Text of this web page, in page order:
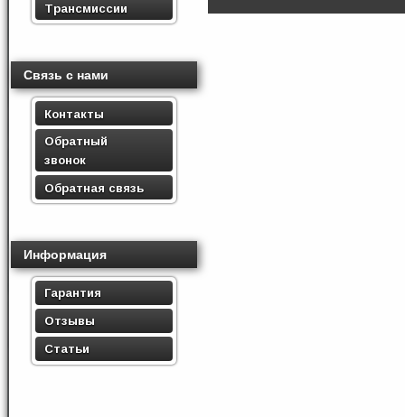
Трансмиссии
Связь с нами
Контакты
Обратный
звонок
Обратная связь
Информация
Гарантия
Отзывы
Статьи